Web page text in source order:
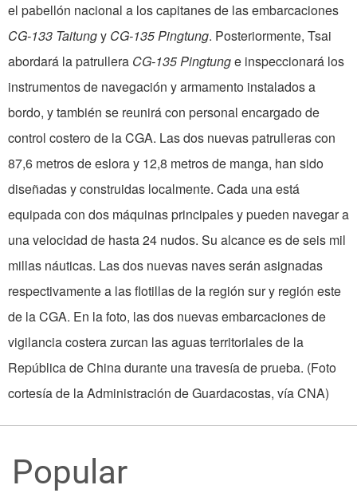
el pabellón nacional a los capitanes de las embarcaciones
CG-133 Taitungy CG-135 Pingtung. Posteriormente, Tsai
abordará la patrullera CG-135 Pingtunge inspeccionará los
instrumentos de navegación y armamento instalados a
bordo, y también se reunirá con personal encargado de
control costero de la CGA. Las dos nuevas patrulleras con
87,6 metros de eslora y 12,8 metros de manga, han sido
diseñadas y construidas localmente. Cada una está
equipada con dos máquinas principales y pueden navegar a
una velocidad de hasta 24 nudos. Su alcance es de seis mil
millas náuticas. Las dos nuevas naves serán asignadas
respectivamente a las flotillas de la región sur y región este
de la CGA. En la foto, las dos nuevas embarcaciones de
vigilancia costera zurcan las aguas territoriales de la
República de China durante una travesía de prueba. (Foto
cortesía de la Administración de Guardacostas, vía CNA)
Popular